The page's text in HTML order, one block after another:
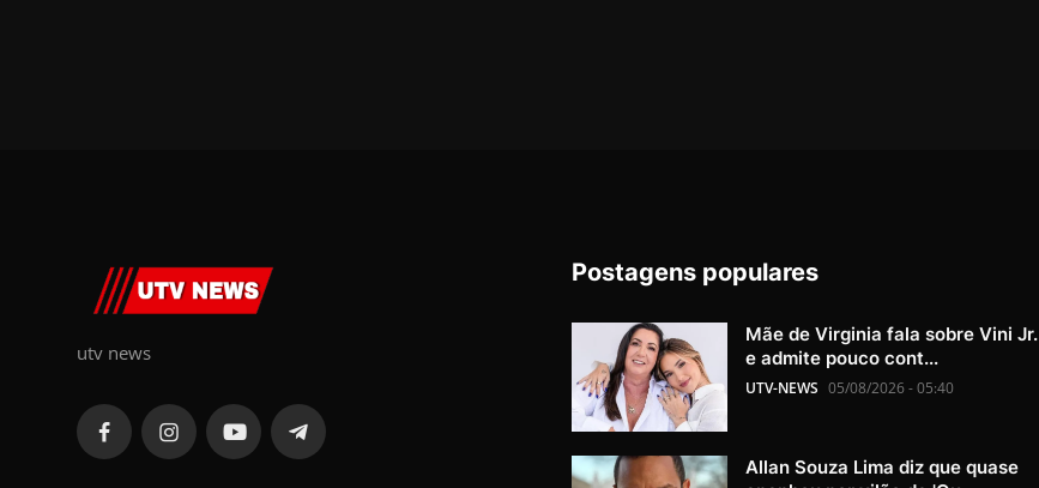
utv news
Postagens populares
Mãe de Virginia fala sobre Vini Jr.
e admite pouco cont...
UTV-NEWS 05/08/2026 - 05:40
Allan Souza Lima diz que quase